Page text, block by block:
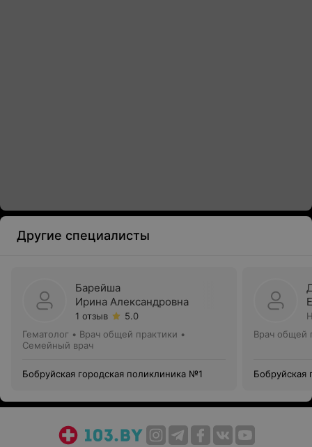
Другие специалисты
Барейша
Ирина Александровна
1 отзыв
5.0
Гематолог • Врач общей практики •
Семейный врач
Бобруйская городская поликлиника №1
Врач общей
Бобруйская